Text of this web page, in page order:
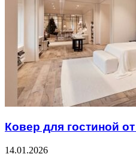
Ковер для гостиной
14.01.2026